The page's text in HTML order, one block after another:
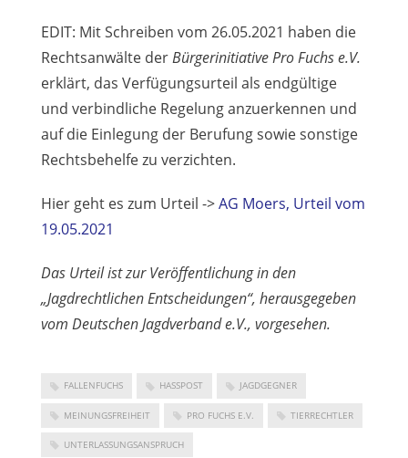
EDIT: Mit Schreiben vom 26.05.2021 haben die
Rechtsanwälte derBürgerinitiative Pro Fuchs e.V.
erklärt, das Verfügungsurteil als endgültige
und verbindliche Regelung anzuerkennen und
auf die Einlegung der Berufung sowie sonstige
Rechtsbehelfe zu verzichten.
Hier geht es zum Urteil ->AG Moers, Urteil vom
19.05.2021
Das Urteil ist zur Veröffentlichung in den
„Jagdrechtlichen Entscheidungen“, herausgegeben
vom Deutschen Jagdverband e.V., vorgesehen.
FALLENFUCHS HASSPOST JAGDGEGNER
MEINUNGSFREIHEIT PRO FUCHS E.V. TIERRECHTLER
UNTERLASSUNGSANSPRUCH